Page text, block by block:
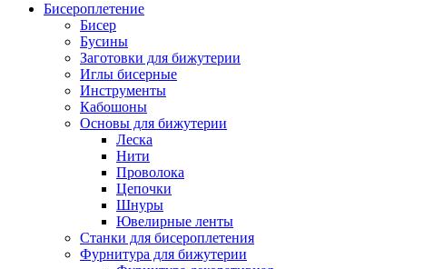
Бисероплетение
Бисер
Бусины
Заготовки для бижутерии
Иглы бисерные
Инструменты
Кабошоны
Основы для бижутерии
Леска
Нити
Проволока
Цепочки
Шнуры
Ювелирные ленты
Станки для бисероплетения
Фурнитура для бижутерии